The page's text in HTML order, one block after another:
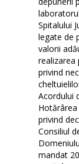
Spitalului
legate de
valorii
realizarea
privind
Acordului
privind
Consiliul
mandat